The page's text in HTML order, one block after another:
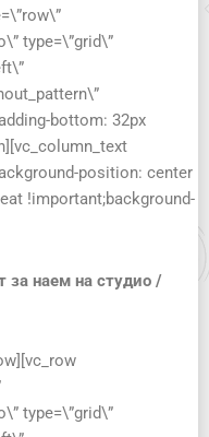
type=\”grid\”
bottom: 32px
position: center
!important;background-
за наем на студио /
type=\”grid\”